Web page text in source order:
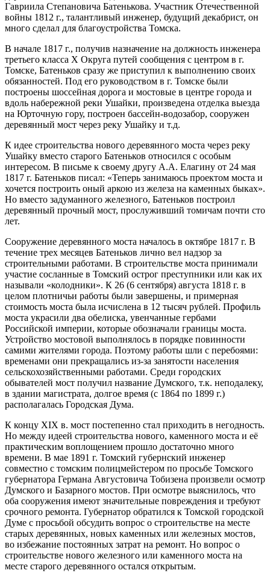
Гавриила Степановича Батенькова. Участник Отечественной
войны 1812 г., талантливый инженер, будущий декабрист, он
много сделал для благоустройства Томска.
В начале 1817 г., получив назначение на должность инженера
третьего класса X Округа путей сообщения с центром в г.
Томске, Батеньков сразу же приступил к выполнению своих
обязанностей. Под его руководством в г. Томске были
построены шоссейная дорога и мостовые в центре города и
вдоль набережной реки Ушайки, произведена отделка выезда
на Юрточную гору, построен бассейн-водозабор, сооружен
деревянный мост через реку Ушайку и т.д.
К идее строительства нового деревянного моста через реку
Ушайку вместо старого Батеньков относился с особым
интересом. В письме к своему другу А.А. Елагину от 24 мая
1817 г. Батеньков писал: «Теперь занимаюсь проектом моста и
хочется построить оный аркою из железа на каменных быках».
Но вместо задуманного железного, Батеньков построил
деревянный прочный мост, прослуживший томичам почти сто
лет.
Сооружение деревянного моста началось в октябре 1817 г. В
течение трех месяцев Батеньков лично вел надзор за
строительными работами. В строительстве моста принимали
участие сосланные в Томский острог преступники или как их
называли «колодники». К 26 (6 сентября) августа 1818 г. в
целом плотничьи работы были завершены, и примерная
стоимость моста была исчислена в 12 тысяч рублей. Профиль
моста украсили два обелиска, увенчанные гербами
Российской империи, которые обозначали границы моста.
Устройство мостовой выполнялось в порядке повинности
самими жителями города. Поэтому работы шли с перебоями:
временами они прекращались из-за занятости населения
сельскохозяйственными работами. Среди городских
обывателей мост получил название Думского, т.к. неподалеку,
в здании магистрата, долгое время (с 1864 по 1899 г.)
располагалась Городская Дума.
К концу XIX в. мост постепенно стал приходить в негодность.
Но между идеей строительства нового, каменного моста и её
практическим воплощением прошло достаточно много
времени. В мае 1891 г. Томский губернский инженер
совместно с томским полицмейстером по просьбе Томского
губернатора Германа Августовича Тобизена произвели осмотр
Думского и Базарного мостов. При осмотре выяснилось, что
оба сооружения имеют значительные повреждения и требуют
срочного ремонта. Губернатор обратился к Томской городской
Думе с просьбой обсудить вопрос о строительстве на месте
старых деревянных, новых каменных или железных мостов,
во избежание постоянных затрат на ремонт. Но вопрос о
строительстве нового железного или каменного моста на
месте старого деревянного остался открытым.